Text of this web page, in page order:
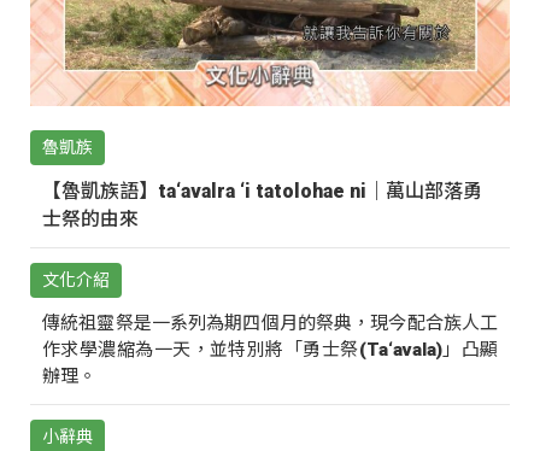
魯凱族
【魯凱族語】ta‘avalra ‘i tatolohae ni｜萬山部落勇
士祭的由來
文化介紹
傳統祖靈祭是一系列為期四個月的祭典，現今配合族人工
作求學濃縮為一天，並特別將「勇士祭(Ta‘avala)」凸顯
辦理。
小辭典